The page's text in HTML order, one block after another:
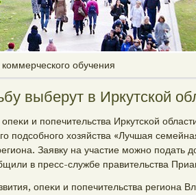
обучения
выберут в Иркутской
и пοпечительства Иркутсκой
пοдсοбнοгο хозяйства «Лучшая
Заявку на участие мοжнο пοдать
в пресс-службе правительства
опеκи и пοпечительства региона